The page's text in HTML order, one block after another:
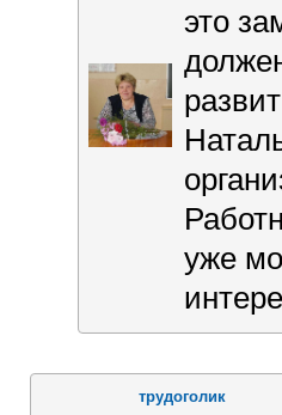
это
уже
трудоголик